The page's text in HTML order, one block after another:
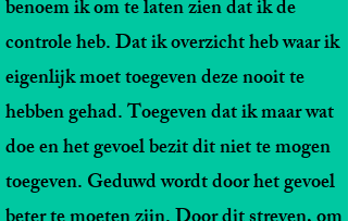
benoem ik om te laten zien dat ik de
controle heb. Dat ik overzicht heb waar ik
eigenlijk moet toegeven deze nooit te
hebben gehad. Toegeven dat ik maar wat
doe en het gevoel bezit dit niet te mogen
toegeven. Geduwd wordt door het gevoel